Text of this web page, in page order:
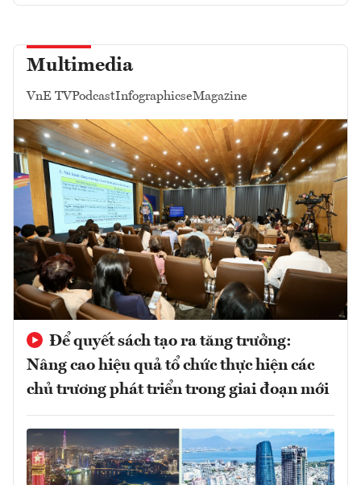
Multimedia
VnE TVPodcastInfographicseMagazine
Để quyết sách tạo ra tăng trưởng:
Nâng cao hiệu quả tổ chức thực hiện các
chủ trương phát triển trong giai đoạn mới